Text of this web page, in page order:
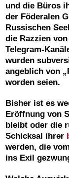
und die Büros
der Föderalen
Russischen
die Razzien
Telegram-
wurden
angeblich von
worden seien.
Bisher ist es
Eröffnung von
bleibt oder die
Schicksal ihrer
werden, die
ins Exil